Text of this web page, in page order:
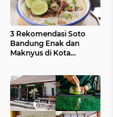
3 Rekomendasi Soto
Bandung Enak dan
Maknyus di Kota